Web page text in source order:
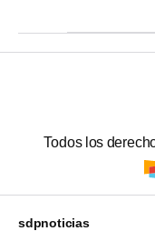
Todos los
sdpnoticias